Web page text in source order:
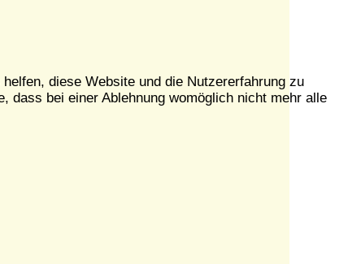
diese Website und die Nutzererfahrung zu
dass bei einer Ablehnung womöglich nicht mehr alle